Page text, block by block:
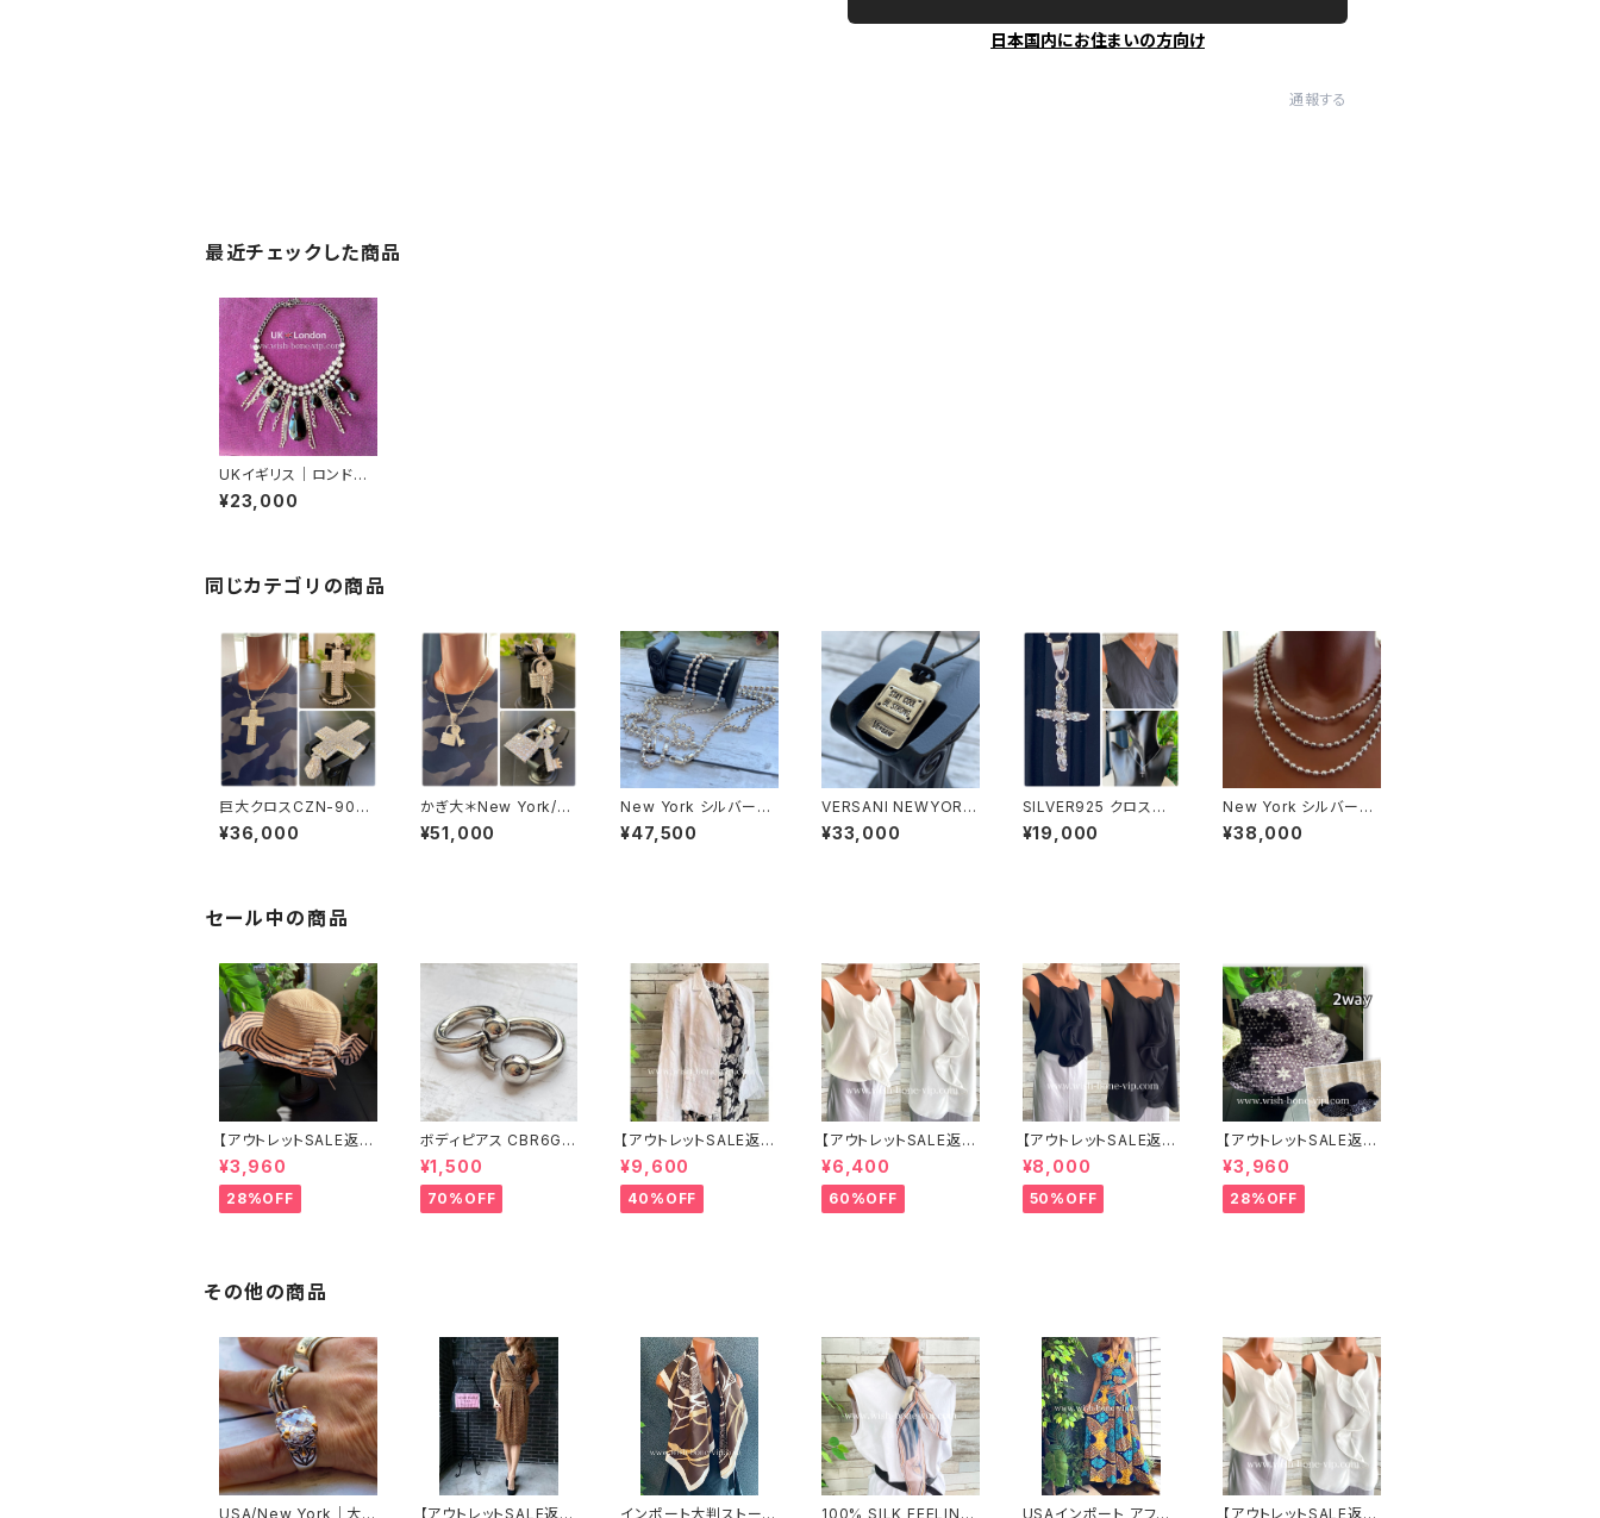
日本国内にお住まいの方向け
通報する
最近チェックした商品
UKイギリス｜ロンドン
インポート｜ヨーロピ
アン ヴィンテージ BIG
¥23,000
同じカテゴリの商品
巨大クロスCZN-9024
＊NewYorkインポート
ジュエリー｜CZ/キュー
クロス/ヒップホップ
¥36,000
かぎ大＊New York/U
SAインポートペンダン
トトップ｜BIGカギ・KEY
¥51,000
New York シルバーネ
ックレス 50cm ボール
チェーン 太め 5mmボ
¥47,500
VERSANI NEWYORK
ネームプレート チョー
カー SILVER925 ペン
¥33,000
SILVER925 クロスネッ
クレス NewYorkイン
ポートジュエリー｜CZ/
¥19,000
New York シルバーネ
ックレス 40cm ボール
チェーン太め 5mmボ
¥38,000
セール中の商品
【アウトレットSALE返品
交換不可8/20まで】つ
ば広サマーハット・通気
性・軽量 ワイヤー入り
ハット ボーダー＆BIGリ
¥3,960
28%OFF
ボディピアス CBR6G
両耳2個セット 1ボール
ネジ式 簡単脱着 サー
ジカルステンレス NY直
輸入
¥1,500
70%OFF
【アウトレットSALE返品
交換不可8/20まで】イ
タリア製サマージャケッ
ト｜Made in ITALY｜
リネン麻 飾りエリ ジャ
¥9,600
40%OFF
【アウトレットSALE返品
交換不可8/20まで】イ
タリア製 CASADEILU
CA ITALY｜前フリル＆
BIGフリルトップス /ホワ
¥6,400
60%OFF
【アウトレットSALE返品
交換不可8/20まで】イ
タリア製 CASADEILU
CA ITALY｜前フリル＆
BIGフリルトップス /ブラ
¥8,000
50%OFF
【アウトレットSALE返品
交換不可8/20まで】ワ
ッフル立体フラワー＆無
地 2way リバーシブル
ハット・ワイヤー入り変
¥3,960
28%OFF
その他の商品
USA/New York｜大
【アウトレットSALE返品
インポート大判ストール
100% SILK FEELING
USAインポート アフリ
【アウトレットSALE返品